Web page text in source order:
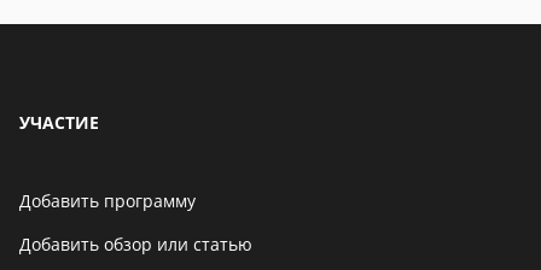
УЧАСТИЕ
Добавить программу
Добавить обзор или статью